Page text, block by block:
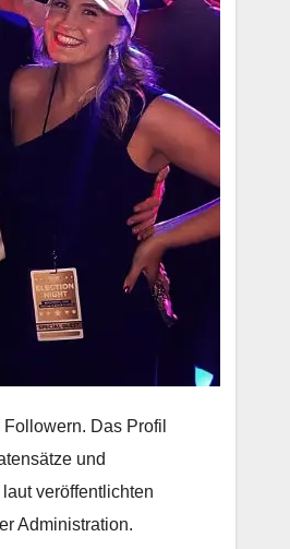
Das Profil
und
veröffentlichten
Administration.